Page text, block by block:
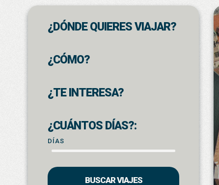
¿DÓNDE QUIERES VIAJAR?
¿CÓMO?
¿TE INTERESA?
¿CUÁNTOS DÍAS?:
DÍAS
BUSCAR VIAJES